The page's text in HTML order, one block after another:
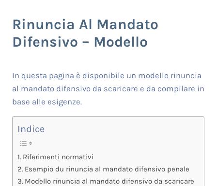
Rinuncia Al Mandato
Difensivo – Modello
In questa pagina è disponibile un modello rinuncia
al mandato difensivo da scaricare e da compilare in
base alle esigenze.
Indice
Riferimenti normativi
Esempio du rinuncia al mandato difensivo penale
Modello rinuncia al mandato difensivo da scaricare